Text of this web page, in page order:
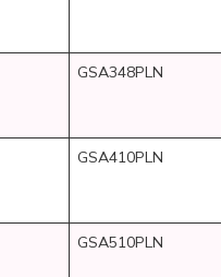
GSA348PLN
GSA410PLN
GSA510PLN